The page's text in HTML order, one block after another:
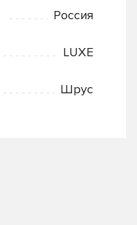
Россия
LUXE
Шрус